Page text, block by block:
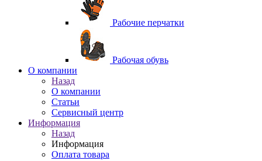
Рабочие перчатки
Рабочая обувь
O компании
Назад
O компании
Статьи
Сервисный центр
Информация
Назад
Информация
Оплата товара